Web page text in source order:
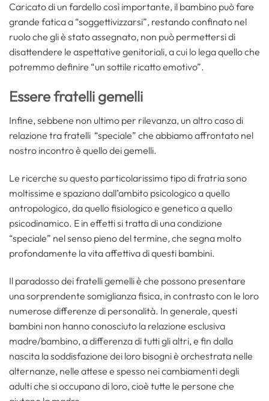
Caricato di un fardello così importante, il bambino può fare
grande fatica a “soggettivizzarsi”, restando confinato nel
ruolo che gli è stato assegnato, non può permettersi di
disattendere le aspettative genitoriali, a cui lo lega quello che
potremmo definire “un sottile ricatto emotivo”.
Essere fratelli gemelli
Infine, sebbene non ultimo per rilevanza, un altro caso di
relazione tra fratelli “speciale” che abbiamo affrontato nel
nostro incontro è quello dei gemelli.
Le ricerche su questo particolarissimo tipo di fratria sono
moltissime e spaziano dall’ambito psicologico a quello
antropologico, da quello fisiologico e genetico a quello
psicodinamico. E in effetti si tratta di una condizione
“speciale” nel senso pieno del termine,che segna molto
profondamente la vita affettiva di questi bambini.
Il paradosso dei fratelli gemelli è che possono presentare
una sorprendente somiglianza fisica, in contrasto con le loro
numerose differenze di personalità. In generale, questi
bambini non hanno conosciuto la relazione esclusiva
madre/bambino, a differenza di tutti gli altri, e fin dalla
nascita la soddisfazione dei loro bisogni è orchestrata nelle
alternanze, nelle attese e spesso nei cambiamenti degli
adulti che si occupano di loro, cioè tutte le persone che